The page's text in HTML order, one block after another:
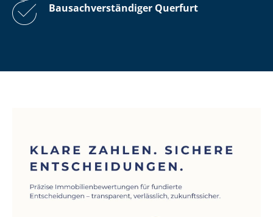
Bau­sach­ver­stän­di­ger Querfurt